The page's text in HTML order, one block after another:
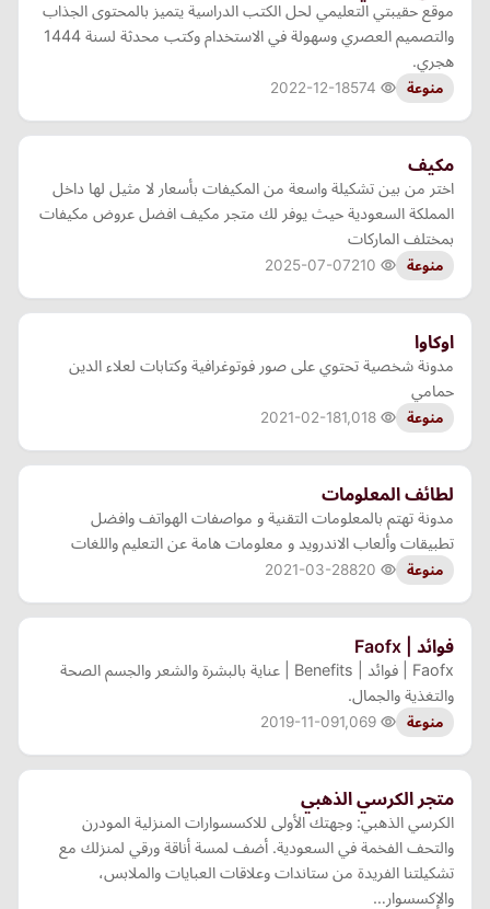
موقع حقيبتي التعليمي لحل الكتب الدراسية يتميز بالمحتوى الجذاب
والتصميم العصري وسهولة في الاستخدام وكتب محدثة لسنة 1444
هجري.
منوعة 2022-12-18
مكيف
اختر من بين تشكيلة واسعة من المكيفات بأسعار لا مثيل لها داخل
المملكة السعودية حيث يوفر لك متجر مكيف افضل عروض مكيفات
بمختلف الماركات
منوعة 2025-07-07
اوكاوا
مدونة شخصية تحتوي على صور فوتوغرافية وكتابات لعلاء الدين
حمامي
منوعة 2021-02-18
لطائف المعلومات
مدونة تهتم بالمعلومات التقنية و مواصفات الهواتف وافضل
تطبيقات وألعاب الاندرويد و معلومات هامة عن التعليم واللغات
منوعة 2021-03-28
فوائد | Faofx
Faofx | فوائد | Benefits | عناية بالبشرة والشعر والجسم الصحة
والتغذية والجمال.
منوعة 2019-11-09
متجر الكرسي الذهبي
الكرسي الذهبي: وجهتك الأولى للاكسسوارات المنزلية المودرن
والتحف الفخمة في السعودية. أضف لمسة أناقة ورقي لمنزلك مع
تشكيلتنا الفريدة من ستاندات وعلاقات العبايات والملابس،
والإكسسوار…